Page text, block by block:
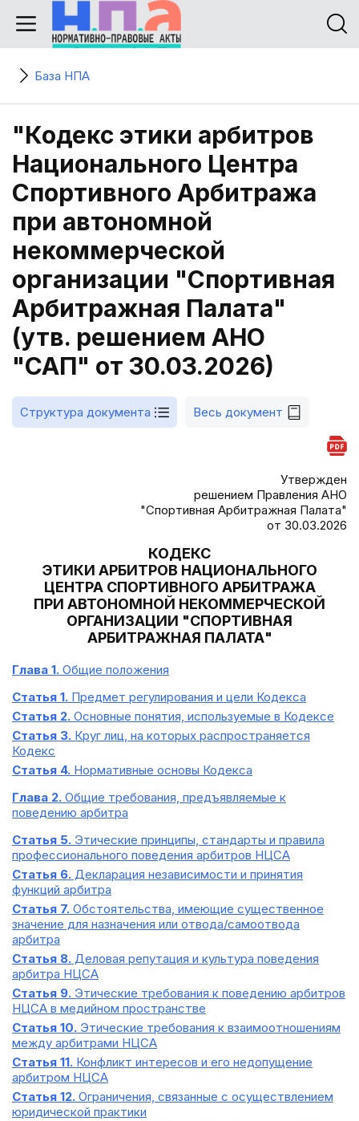
База НПА
"Кодекс этики арбитров
Национального Центра
Спортивного Арбитража
при автономной
некоммерческой
организации "Спортивная
Арбитражная Палата"
(утв. решением АНО
"САП" от 30.03.2026)
Структура документа Весь документ
Утвержден
решением Правления АНО
"Спортивная Арбитражная Палата"
от 30.03.2026
КОДЕКС
ЭТИКИ АРБИТРОВ НАЦИОНАЛЬНОГО
ЦЕНТРА СПОРТИВНОГО АРБИТРАЖА
ПРИ АВТОНОМНОЙ НЕКОММЕРЧЕСКОЙ
ОРГАНИЗАЦИИ "СПОРТИВНАЯ
АРБИТРАЖНАЯ ПАЛАТА"
Глава 1. Общие положения
Статья 1. Предмет регулирования и цели Кодекса
Статья 2. Основные понятия, используемые в Кодексе
Статья 3. Круг лиц, на которых распространяется
Кодекс
Статья 4. Нормативные основы Кодекса
Глава 2. Общие требования, предъявляемые к
поведению арбитра
Статья 5. Этические принципы, стандарты и правила
профессионального поведения арбитров НЦСА
Статья 6. Декларация независимости и принятия
функций арбитра
Статья 7. Обстоятельства, имеющие существенное
значение для назначения или отвода/самоотвода
арбитра
Статья 8. Деловая репутация и культура поведения
арбитра НЦСА
Статья 9. Этические требования к поведению арбитров
НЦСА в медийном пространстве
Статья 10. Этические требования к взаимоотношениям
между арбитрами НЦСА
Статья 11. Конфликт интересов и его недопущение
арбитром НЦСА
Статья 12. Ограничения, связанные с осуществлением
юридической практики